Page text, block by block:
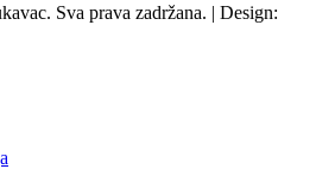
Sva prava zadržana. | Design: